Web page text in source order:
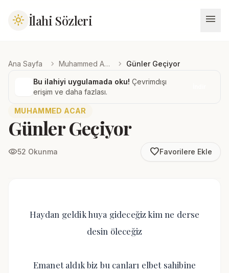
light_mode İlahi Sözleri menu
Ana Sayfa chevron_right Muhammed Acar chevron_right Günler Geçiyor
Bu ilahiyi uygulamada oku! Çevrimdışı
erişim ve daha fazlası.
MUHAMMED ACAR
Günler Geçiyor
visibility52 Okunma favorite_borderFavorilere Ekle
Haydan geldik huya gideceğiz kim ne derse
desin öleceğiz
Emanet aldık biz bu canları elbet sahibine